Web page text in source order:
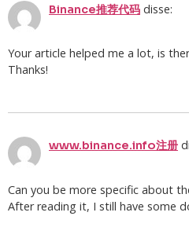
Binance推荐代码 disse:
Your article helped me a lot, is
Thanks!
www.binance.info注册
Can you be more specific about
After reading it, I still have some